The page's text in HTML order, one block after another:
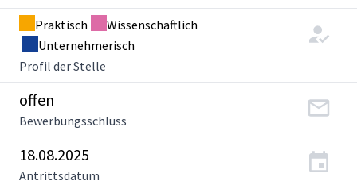
Praktisch
Wissenschaftlich
Unternehmerisch
Profil der Stelle
offen
Bewerbungsschluss
18.08.2025
Antrittsdatum